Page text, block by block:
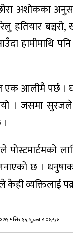
अशोकका
हतियार बञ्चरो,
हामीमाथि
आलीमै पर्छ ।
। जसमा
छ ।
व्यक्तिलाई
मंसिर १६, शुक्रबार ०६:५४